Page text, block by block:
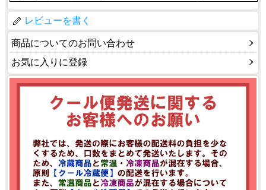
レビューを書く
商品についてのお問い合わせ
お気に入りに登録